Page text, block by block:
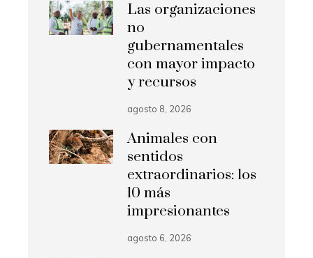
Las organizaciones
no
gubernamentales
con mayor impacto
y recursos
agosto 8, 2026
Animales con
sentidos
extraordinarios: los
10 más
impresionantes
agosto 6, 2026